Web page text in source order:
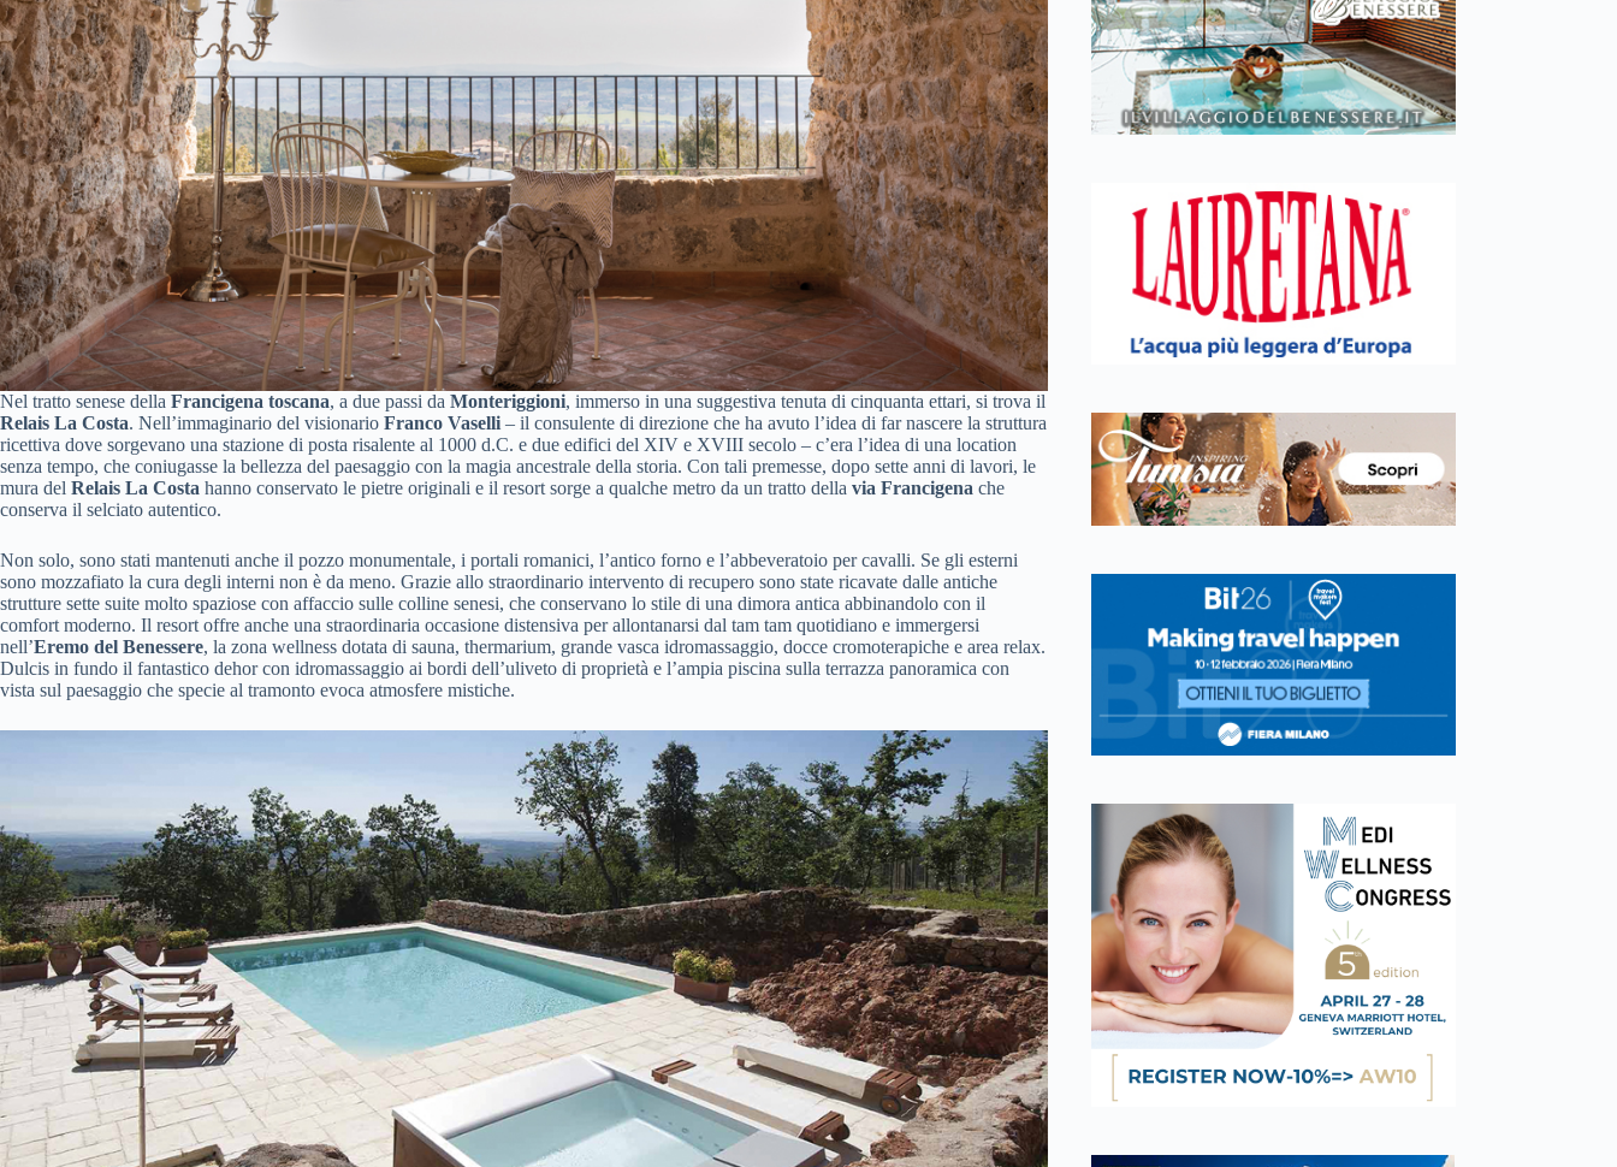
Nel tratto senese della Francigena toscana, a due passi da Monteriggioni, immerso in una suggestiva tenuta di cinquanta ettari, si trova il
Relais La Costa. Nell’immaginario del visionario Franco Vaselli – il consulente di direzione che ha avuto l’idea di far nascere la struttura
ricettiva dove sorgevano una stazione di posta risalente al 1000 d.C. e due edifici del XIV e XVIII secolo – c’era l’idea di una location
senza tempo, che coniugasse la bellezza del paesaggio con la magia ancestrale della storia. Con tali premesse, dopo sette anni di lavori, le
mura del Relais La Costa hanno conservato le pietre originali e il resort sorge a qualche metro da un tratto della via Francigena che
conserva il selciato autentico.
Non solo, sono stati mantenuti anche il pozzo monumentale, i portali romanici, l’antico forno e l’abbeveratoio per cavalli. Se gli esterni
sono mozzafiato la cura degli interni non è da meno. Grazie allo straordinario intervento di recupero sono state ricavate dalle antiche
strutture sette suite molto spaziose con affaccio sulle colline senesi, che conservano lo stile di una dimora antica abbinandolo con il
comfort moderno. Il resort offre anche una straordinaria occasione distensiva per allontanarsi dal tam tam quotidiano e immergersi
nell’Eremo del Benessere, la zona wellness dotata di sauna, thermarium, grande vasca idromassaggio, docce cromoterapiche e area relax.
Dulcis in fundo il fantastico dehor con idromassaggio ai bordi dell’uliveto di proprietà e l’ampia piscina sulla terrazza panoramica con
vista sul paesaggio che specie al tramonto evoca atmosfere mistiche.